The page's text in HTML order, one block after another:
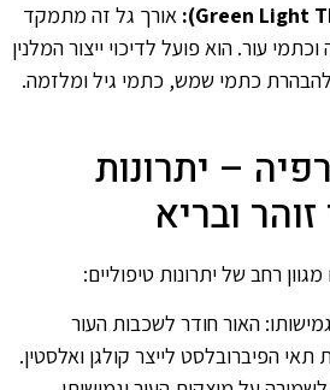
אורך גל זה מתמקד
עור. הוא פועל לדיכוי ייצור המלנין
כתמי שמש, כתמי גיל ומלזמה.
– יתרונות
ובריא
רחב של יתרונות טיפוליים:
האור חודר לשכבות העור
הפיברובלסט לייצר קולגן ואלסטין.